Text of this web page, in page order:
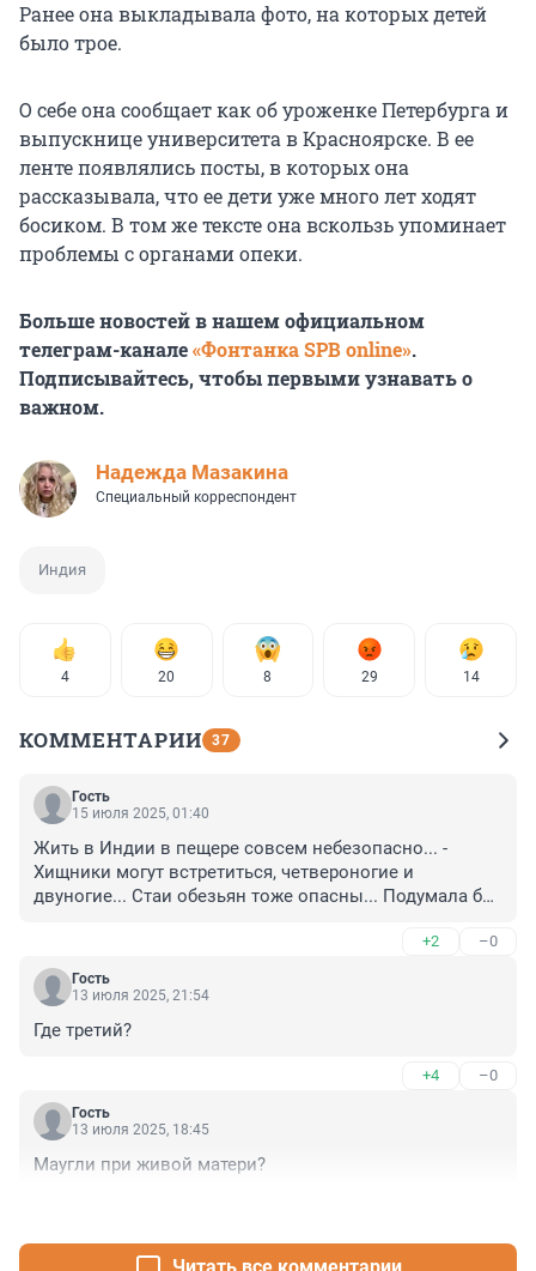
Ранее она выкладывала фото, на которых детей
было трое.
О себе она сообщает как об уроженке Петербурга и
выпускнице университета в Красноярске. В ее
ленте появлялись посты, в которых она
рассказывала, что ее дети уже много лет ходят
босиком. В том же тексте она вскользь упоминает
проблемы с органами опеки.
Больше новостей в нашем официальном
телеграм-канале«Фонтанка SPB online».
Подписывайтесь, чтобы первыми узнавать о
важном.
Надежда Мазакина
Специальный корреспондент
Индия
4 20 8 29 14
КОММЕНТАРИИ 37
Гость
15 июля 2025, 01:40
Жить в Индии в пещере совсем небезопасно... -
Хищники могут встретиться, четвероногие и
двуногие... Стаи обезьян тоже опасны... Подумала бы
+2 –0
Гость
13 июля 2025, 21:54
Где третий?
+4 –0
Гость
13 июля 2025, 18:45
Маугли при живой матери?